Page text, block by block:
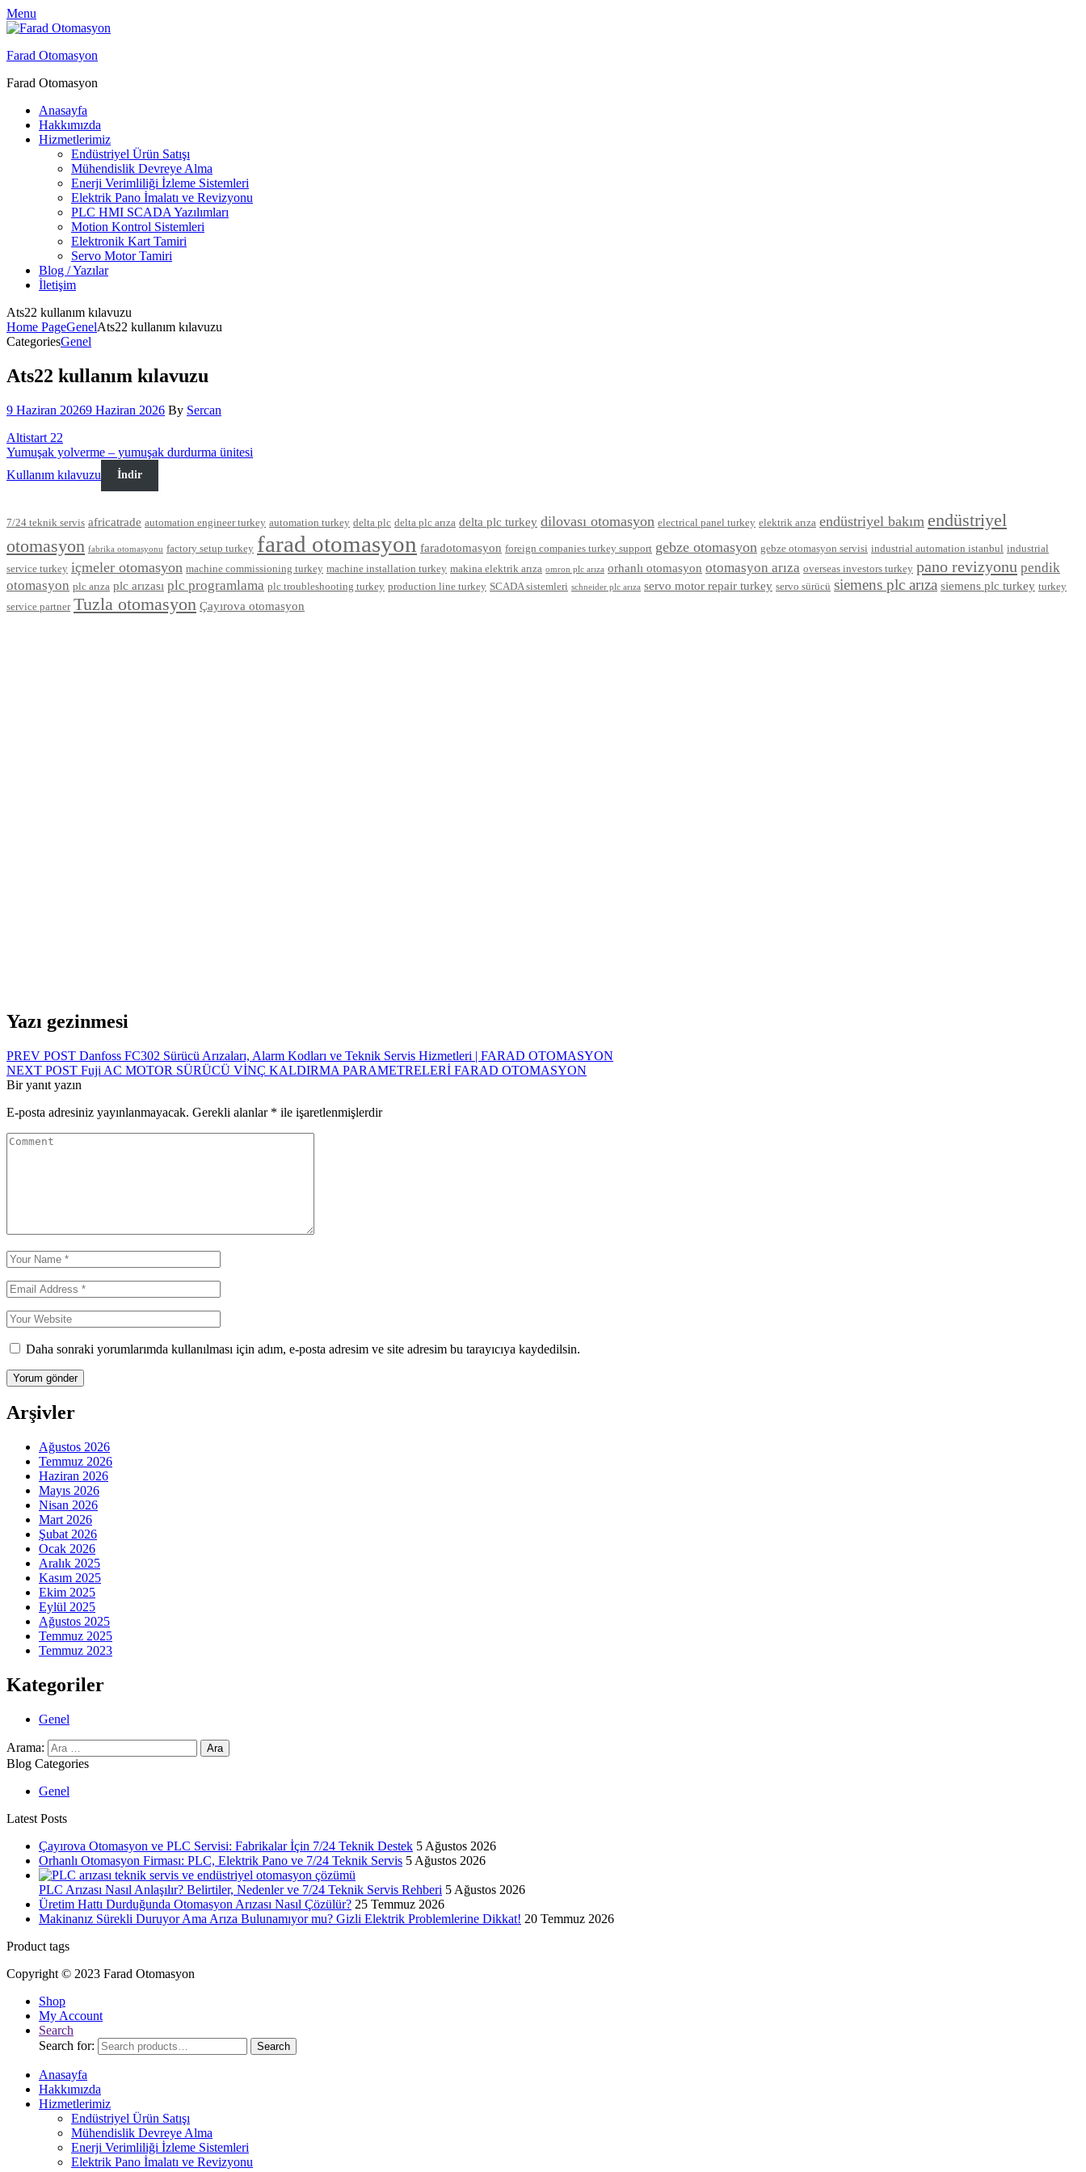
Menu
Farad Otomasyon
Farad Otomasyon
Anasayfa
Hakkımızda
Hizmetlerimiz
Endüstriyel Ürün Satışı
Mühendislik Devreye Alma
Enerji Verimliliği İzleme Sistemleri
Elektrik Pano İmalatı ve Revizyonu
PLC HMI SCADA Yazılımları
Motion Kontrol Sistemleri
Elektronik Kart Tamiri
Servo Motor Tamiri
Blog / Yazılar
İletişim
Ats22 kullanım kılavuzu
Home PageGenelAts22 kullanım kılavuzu
CategoriesGenel
Ats22 kullanım kılavuzu
9 Haziran 20269 Haziran 2026 By Sercan
Altistart 22
Yumuşak yolverme – yumuşak durdurma ünitesi
Kullanım kılavuzu
İndir
7/24 teknik servis africatrade automation engineer turkey automation turkey delta plc delta plc arıza delta plc turkey dilovası otomasyon electrical panel turkey elektrik arıza endüstriyel bakım endüstriyel
otomasyon fabrika otomasyonu factory setup turkey farad otomasyon faradotomasyon foreign companies turkey support gebze otomasyon gebze otomasyon servisi industrial automation istanbul industrial
service turkey içmeler otomasyon machine commissioning turkey machine installation turkey makina elektrik arıza omron plc arıza orhanlı otomasyon otomasyon arıza overseas investors turkey pano revizyonu pendik
otomasyon plc arıza plc arızası plc programlama plc troubleshooting turkey production line turkey SCADA sistemleri schneider plc arıza servo motor repair turkey servo sürücü siemens plc arıza siemens plc turkey turkey
service partner Tuzla otomasyon Çayırova otomasyon
Yazı gezinmesi
PREV POST Danfoss FC302 Sürücü Arızaları, Alarm Kodları ve Teknik Servis Hizmetleri | FARAD OTOMASYON
NEXT POST Fuji AC MOTOR SÜRÜCÜ VİNÇ KALDIRMA PARAMETRELERİ FARAD OTOMASYON
Bir yanıt yazın
E-posta adresiniz yayınlanmayacak. Gerekli alanlar * ile işaretlenmişlerdir
Daha sonraki yorumlarımda kullanılması için adım, e-posta adresim ve site adresim bu tarayıcıya kaydedilsin.
Arşivler
Ağustos 2026
Temmuz 2026
Haziran 2026
Mayıs 2026
Nisan 2026
Mart 2026
Şubat 2026
Ocak 2026
Aralık 2025
Kasım 2025
Ekim 2025
Eylül 2025
Ağustos 2025
Temmuz 2025
Temmuz 2023
Kategoriler
Genel
Arama:
Blog Categories
Genel
Latest Posts
Çayırova Otomasyon ve PLC Servisi: Fabrikalar İçin 7/24 Teknik Destek 5 Ağustos 2026
Orhanlı Otomasyon Firması: PLC, Elektrik Pano ve 7/24 Teknik Servis 5 Ağustos 2026
PLC Arızası Nasıl Anlaşılır? Belirtiler, Nedenler ve 7/24 Teknik Servis Rehberi 5 Ağustos 2026
Üretim Hattı Durduğunda Otomasyon Arızası Nasıl Çözülür? 25 Temmuz 2026
Makinanız Sürekli Duruyor Ama Arıza Bulunamıyor mu? Gizli Elektrik Problemlerine Dikkat! 20 Temmuz 2026
Product tags
Copyright © 2023 Farad Otomasyon
Shop
My Account
Search
Search for:
Search
Anasayfa
Hakkımızda
Hizmetlerimiz
Endüstriyel Ürün Satışı
Mühendislik Devreye Alma
Enerji Verimliliği İzleme Sistemleri
Elektrik Pano İmalatı ve Revizyonu